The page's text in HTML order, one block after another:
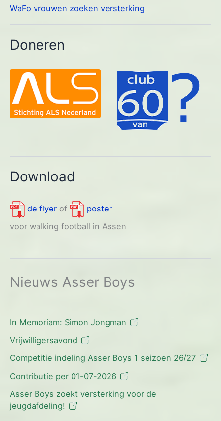
WaFo vrouwen zoeken versterking
Doneren
Download
de flyer of
poster
voor walking football in Assen
Nieuws Asser Boys
In Memoriam: Simon Jongman
Vrijwilligersavond
Competitie indeling Asser Boys 1 seizoen 26/27
Contributie per 01-07-2026
Asser Boys zoekt versterking voor de
jeugdafdeling!